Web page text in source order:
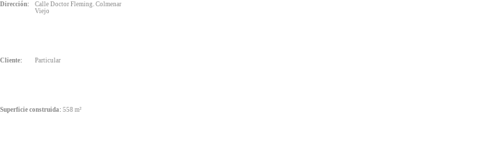
Dirección:
Calle Doctor Fleming. Colmenar
Viejo
Cliente: Particular
Superficie construida: 558 m²